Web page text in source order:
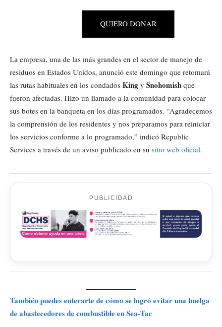
QUIERO DONAR
La empresa, una de las más grandes en el sector de manejo de
residuos en Estados Unidos, anunció este domingo que retomará
las rutas habituales en los condados King y Snohomish que
fueron afectadas. Hizo un llamado a la comunidad para colocar
sus botes en la banqueta en los días programados. “Agradecemos
la comprensión de los residentes y nos preparamos para reiniciar
los servicios conforme a lo programado,” indicó Republic
Services a través de un aviso publicado en su sitio web oficial.
PUBLICIDAD
También puedes enterarte de cómo se logró evitar una huelga
de abastecedores de combustible en Sea‑Tac